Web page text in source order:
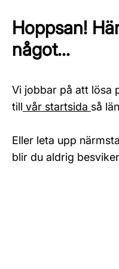
Hoppsan!
något...
Vi jobbar på att lösa
till vår startsida så
Eller leta upp närmsta
blir du aldrig